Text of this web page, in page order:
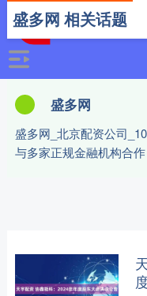
盛多网
盛多网_北京配资公司
与多家正规金融机构合
盛多网 相关话题